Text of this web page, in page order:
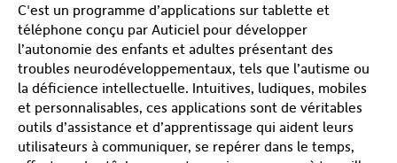
C'est un programme d’applications sur tablette et
téléphone conçu par Auticiel pour développer
l’autonomie des enfants et adultes présentant des
troubles neurodéveloppementaux, tels que l’autisme ou
la déficience intellectuelle. Intuitives, ludiques, mobiles
et personnalisables, ces applications sont de véritables
outils d’assistance et d’apprentissage qui aident leurs
utilisateurs à communiquer, se repérer dans le temps,